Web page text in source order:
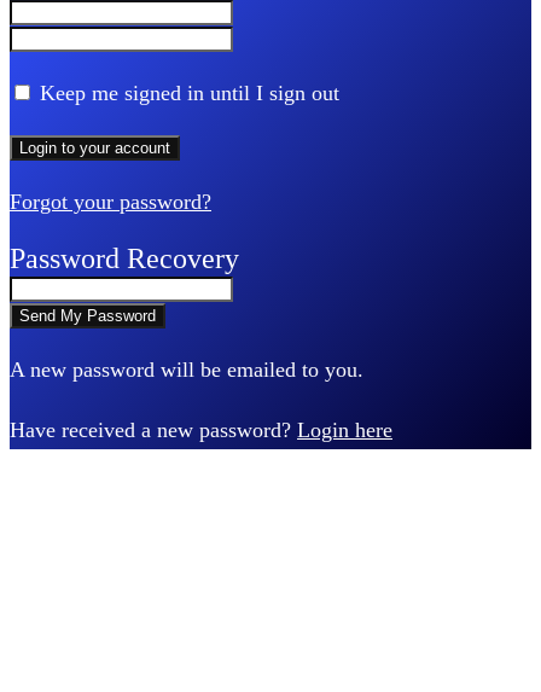
Keep me signed in until I sign out
Forgot your password?
Password Recovery
A new password will be emailed to you.
Have received a new password? Login here